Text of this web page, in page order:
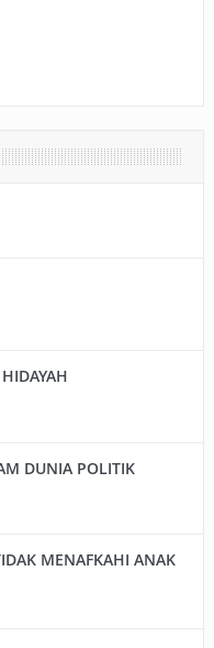
DUNIA POLITIK
MENAFKAHI ANAK